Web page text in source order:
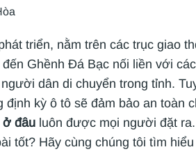
triển, nằm trên các trục giao
Ghềnh Đá Bạc nối liền với
dân di chuyển trong tỉnh.
kỳ ô tô sẽ đảm bảo an toàn
ở đâu luôn được mọi người đặt
tốt? Hãy cùng chúng tôi tìm